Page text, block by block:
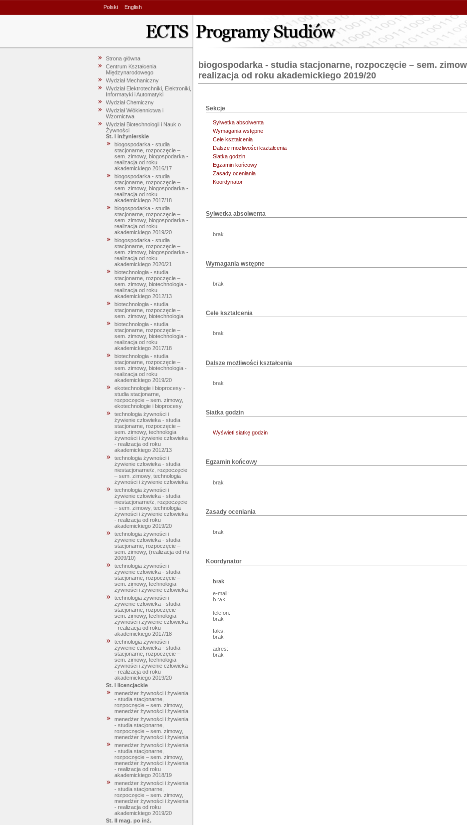
Polski English
Strona główna
Centrum Kształcenia
Międzynarodowego
Wydział Mechaniczny
Wydział Elektrotechniki, Elektroniki,
Informatyki i Automatyki
Wydział Chemiczny
Wydział Włókiennictwa i
Wzornictwa
Wydział Biotechnologii i Nauk o
Żywności
St. I inżynierskie
biogospodarka - studia
stacjonarne, rozpoczęcie –
sem. zimowy, biogospodarka -
realizacja od roku
akademickiego 2016/17
biogospodarka - studia
stacjonarne, rozpoczęcie –
sem. zimowy, biogospodarka -
realizacja od roku
akademickiego 2017/18
biogospodarka - studia
stacjonarne, rozpoczęcie –
sem. zimowy, biogospodarka -
realizacja od roku
akademickiego 2019/20
biogospodarka - studia
stacjonarne, rozpoczęcie –
sem. zimowy, biogospodarka -
realizacja od roku
akademickiego 2020/21
biotechnologia - studia
stacjonarne, rozpoczęcie –
sem. zimowy, biotechnologia -
realizacja od roku
akademickiego 2012/13
biotechnologia - studia
stacjonarne, rozpoczęcie –
sem. zimowy, biotechnologia
biotechnologia - studia
stacjonarne, rozpoczęcie –
sem. zimowy, biotechnologia -
realizacja od roku
akademickiego 2017/18
biotechnologia - studia
stacjonarne, rozpoczęcie –
sem. zimowy, biotechnologia -
realizacja od roku
akademickiego 2019/20
ekotechnologie i bioprocesy -
studia stacjonarne,
rozpoczęcie – sem. zimowy,
ekotechnologie i bioprocesy
technologia żywności i
żywienie człowieka - studia
stacjonarne, rozpoczęcie –
sem. zimowy, technologia
żywności i żywienie człowieka
- realizacja od roku
akademickiego 2012/13
technologia żywności i
żywienie człowieka - studia
niestacjonarne/z, rozpoczęcie
– sem. zimowy, technologia
żywności i żywienie człowieka
technologia żywności i
żywienie człowieka - studia
niestacjonarne/z, rozpoczęcie
– sem. zimowy, technologia
żywności i żywienie człowieka
- realizacja od roku
akademickiego 2019/20
technologia żywności i
żywienie człowieka - studia
stacjonarne, rozpoczęcie –
sem. zimowy, (realizacja od r/a
2009/10)
technologia żywności i
żywienie człowieka - studia
stacjonarne, rozpoczęcie –
sem. zimowy, technologia
żywności i żywienie człowieka
technologia żywności i
żywienie człowieka - studia
stacjonarne, rozpoczęcie –
sem. zimowy, technologia
żywności i żywienie człowieka
- realizacja od roku
akademickiego 2017/18
technologia żywności i
żywienie człowieka - studia
stacjonarne, rozpoczęcie –
sem. zimowy, technologia
żywności i żywienie człowieka
- realizacja od roku
akademickiego 2019/20
St. I licencjackie
menedżer żywności i żywienia
- studia stacjonarne,
rozpoczęcie – sem. zimowy,
menedżer żywności i żywienia
menedżer żywności i żywienia
- studia stacjonarne,
rozpoczęcie – sem. zimowy,
menedżer żywności i żywienia
menedżer żywności i żywienia
- studia stacjonarne,
rozpoczęcie – sem. zimowy,
menedżer żywności i żywienia
- realizacja od roku
akademickiego 2018/19
menedżer żywności i żywienia
- studia stacjonarne,
rozpoczęcie – sem. zimowy,
menedżer żywności i żywienia
- realizacja od roku
akademickiego 2019/20
St. II mag. po inż.
biogospodarka - studia stacjonarne, rozpoczęcie – sem.
realizacja od roku akademickiego 2019/20
Sekcje
Sylwetka absolwenta
Wymagania wstępne
Cele kształcenia
Dalsze możliwości kształcenia
Siatka godzin
Egzamin końcowy
Zasady oceniania
Koordynator
Sylwetka absolwenta
brak
Wymagania wstępne
brak
Cele kształcenia
brak
Dalsze możliwości kształcenia
brak
Siatka godzin
Wyświetl siatkę godzin
Egzamin końcowy
brak
Zasady oceniania
brak
Koordynator
brak
e-mail:
telefon:
brak
faks:
brak
adres:
brak